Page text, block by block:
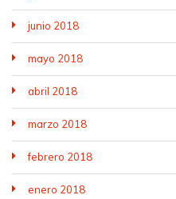
junio 2018
mayo 2018
abril 2018
marzo 2018
febrero 2018
enero 2018